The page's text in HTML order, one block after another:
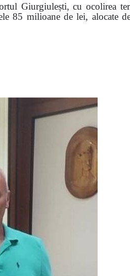
Giurgiulești, cu ocolirea
85 milioane de lei, alocate